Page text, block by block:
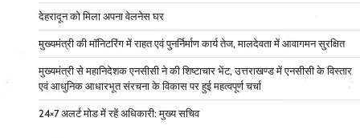
देहरादून को मिला अपना वेलनेस घर
मुख्यमंत्री की मॉनिटरिंग में राहत एवं पुनर्निर्माण कार्य तेज, मालदेवता में आवागमन सुरक्षित
मुख्यमंत्री से महानिदेशक एनसीसी ने की शिष्टाचार भेंट, उत्तराखण्ड में एनसीसी के विस्तार
एवं आधुनिक आधारभूत संरचना के विकास पर हुई महत्वपूर्ण चर्चा
24×7 अलर्ट मोड में रहें अधिकारी: मुख्य सचिव